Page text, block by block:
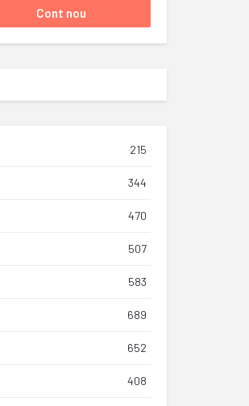
215
344
470
507
583
689
652
408